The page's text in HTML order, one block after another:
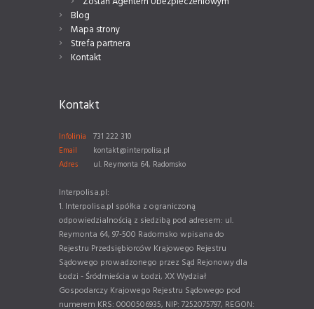
Blog
Mapa strony
Strefa partnera
Kontakt
Kontakt
Infolinia
731 222 310
Email
kontakt@interpolisa.pl
Adres
ul. Reymonta 64, Radomsko
Interpolisa.pl:
1. Interpolisa.pl spółka z ograniczoną
odpowiedzialnością z siedzibą pod adresem: ul.
Reymonta 64, 97-500 Radomsko wpisana do
Rejestru Przedsiębiorców Krajowego Rejestru
Sądowego prowadzonego przez Sąd Rejonowy dla
Łodzi - Śródmieścia w Łodzi, XX Wydział
Gospodarczy Krajowego Rejestru Sądowego pod
numerem KRS: 0000506935, NIP: 7252075797, REGON: